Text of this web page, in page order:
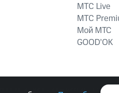
MTС Live
MTС
Мой МТС
GOOD’OK
веществ, их аналогов